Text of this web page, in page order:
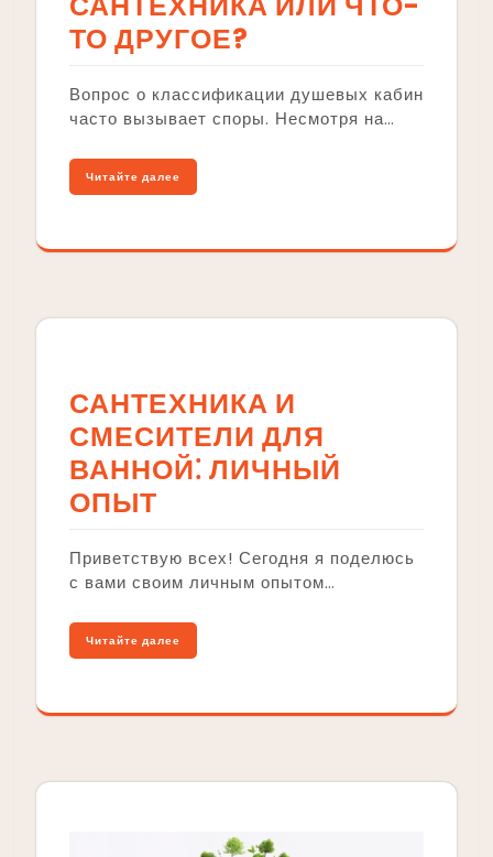
ТО ДРУГОЕ?
Вопрос о классификации душевых кабин
часто вызывает споры. Несмотря на…
Читайте далее
САНТЕХНИКА И
СМЕСИТЕЛИ ДЛЯ
ВАННОЙ⁚ ЛИЧНЫЙ
ОПЫТ
Приветствую всех! Сегодня я поделюсь
с вами своим личным опытом…
Читайте далее